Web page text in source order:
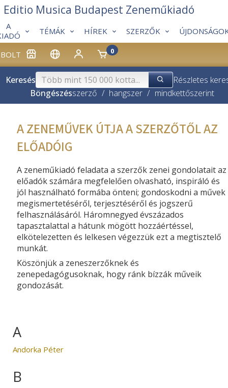
BOLT 0
A
TÉMÁK HÍREK SZERZŐK
Editio Musica Budapest Zeneműkiadó
Keresés
Részletes
Böngészésszerző / hangszer / mindkettőszerint
A ZENEMŰVEK ÚTJA A SZERZŐTŐL AZ
ELŐADÓIG
A zeneműkiadó feladata a szerzők zenei gondolatait az
előadók számára megfelelően olvasható, inspiráló és
jól használható formába önteni; gondoskodni a művek
megismertetéséről, terjesztéséről és jogszerű
felhasználásáról. Háromnegyed évszázados
tapasztalattal a hátunk mögött hozzáértéssel,
elkötelezetten és lelkesen végezzük ezt a megtisztelő
munkát.
Köszönjük a zeneszerzőknek és
zenepedagógusoknak, hogy ránk bízzák műveik
gondozását.
A
Andorka Péter
B